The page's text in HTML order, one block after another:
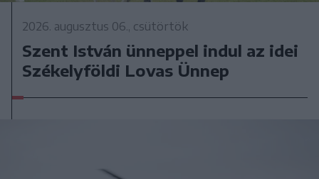
2026. augusztus 06., csütörtök
Szent István ünneppel indul az idei
Székelyföldi Lovas Ünnep